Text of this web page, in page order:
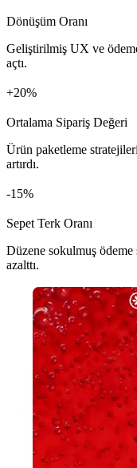
Dönüşüm Oranı
Geliştirilmiş UX ve
açtı.
+ %
Ortalama Sipariş Değeri
Ürün paketleme
artırdı.
%
Sepet Terk Oranı
Düzene sokulmuş ödeme
azalttı.